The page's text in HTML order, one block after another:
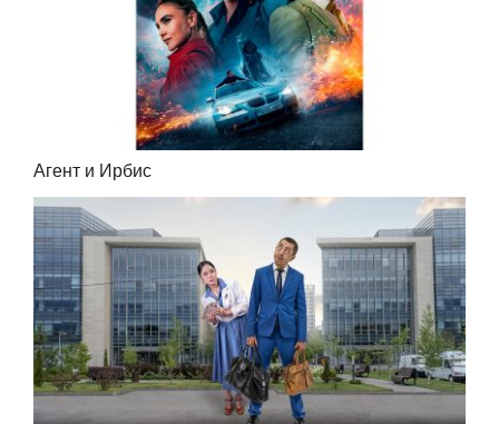
Агент и Ирбис